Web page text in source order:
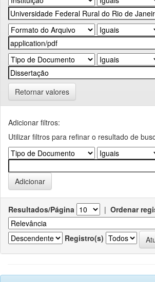
Retornar valores
Adicionar filtros:
Utilizar filtros para refinar o resultado de
Resultados/Página | Ordenar
Registro(s)